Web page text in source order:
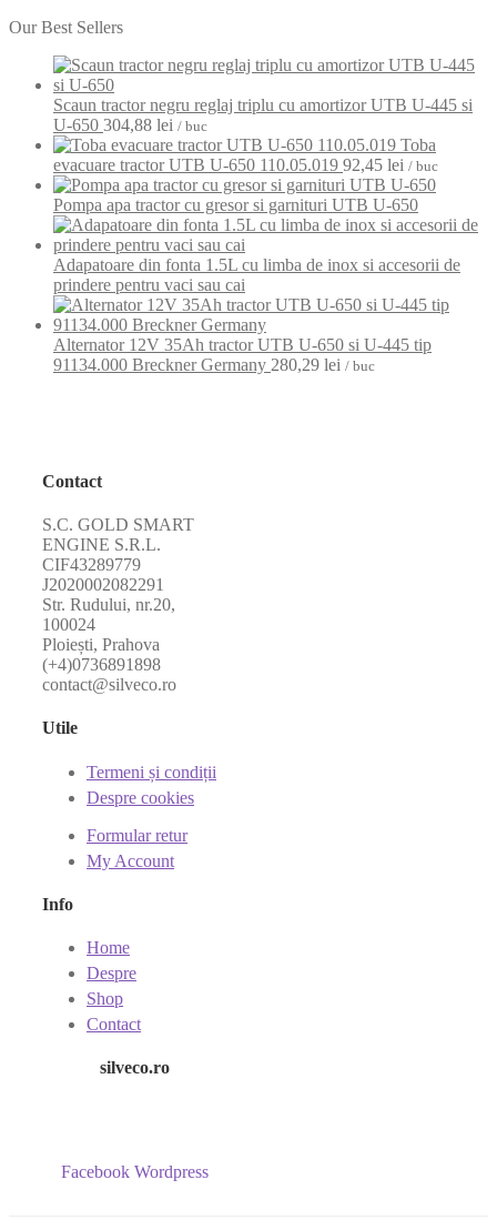
Our Best Sellers
Scaun tractor negru reglaj triplu cu amortizor UTB U-445 si
U-650 304,88 lei / buc
Toba
evacuare tractor UTB U-650 110.05.019 92,45 lei / buc
Pompa apa tractor cu gresor si garnituri UTB U-650
Adapatoare din fonta 1.5L cu limba de inox si accesorii de
prindere pentru vaci sau cai
Alternator 12V 35Ah tractor UTB U-650 si U-445 tip
91134.000 Breckner Germany 280,29 lei / buc
Contact
S.C. GOLD SMART
ENGINE S.R.L.
CIF43289779
J2020002082291
Str. Rudului, nr.20,
100024
Ploiești, Prahova
(+4)0736891898
contact@silveco.ro
Utile
Termeni și condiții
Despre cookies
Formular retur
My Account
Info
Home
Despre
Shop
Contact
silveco.ro
Facebook Wordpress